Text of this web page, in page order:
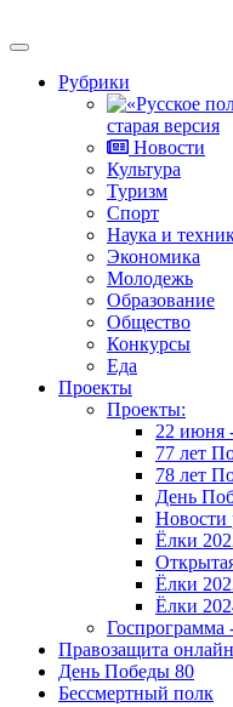
Рубрики
старая версия
Новости
Культура
Туризм
Спорт
Наука и
Экономика
Молодежь
Образование
Общество
Конкурсы
Еда
Проекты
Проекты:
22 июня
77 лет
78 лет
День
Новости
Ёлки
Ёлки
Ёлки
Госпрограмма
Правозащита онлайн
День Победы 80
Бессмертный полк